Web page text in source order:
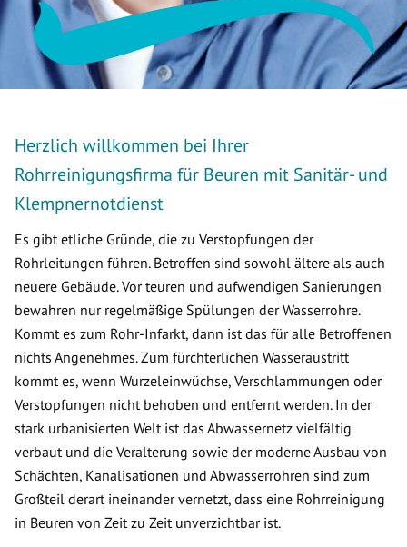
Herzlich willkommen bei Ihrer
Rohrreinigungsfirma für Beuren mit Sanitär- und
Klempnernotdienst
Es gibt etliche Gründe, die zu Verstopfungen der
Rohrleitungen führen. Betroffen sind sowohl ältere als auch
neuere Gebäude. Vor teuren und aufwendigen Sanierungen
bewahren nur regelmäßige Spülungen der Wasserrohre.
Kommt es zum Rohr-Infarkt, dann ist das für alle Betroffenen
nichts Angenehmes. Zum fürchterlichen Wasseraustritt
kommt es, wenn Wurzeleinwüchse, Verschlammungen oder
Verstopfungen nicht behoben und entfernt werden. In der
stark urbanisierten Welt ist das Abwassernetz vielfältig
verbaut und die Veralterung sowie der moderne Ausbau von
Schächten, Kanalisationen und Abwasserrohren sind zum
Großteil derart ineinander vernetzt, dass eine Rohrreinigung
in Beuren von Zeit zu Zeit unverzichtbar ist.